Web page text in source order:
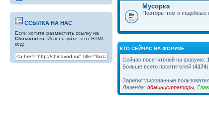
ССЫЛКА НА НАС
Если хотите разместить ссылку на
Chinavod.ru . Используйте этот HTML
код:
Мусорка
Повторы тем и подобные
КТО СЕЙЧАС НА ФОРУМЕ
Сейчас посетителей на форуме:
Больше всего посетителей (4174
Зарегистрированные
Легенда: Администраторы